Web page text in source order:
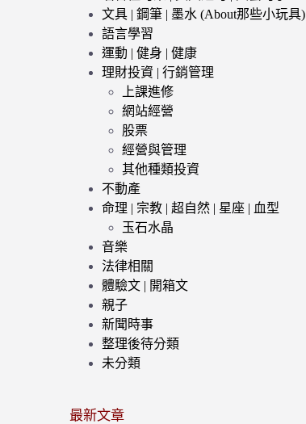
文具 | 鋼筆 | 墨水 (About那些小玩具)
語言學習
運動 | 健身 | 健康
理財投資 | 行銷管理
上課進修
網站經營
股票
經營與管理
其他種類投資
不動產
命理 | 宗教 | 超自然 | 星座 | 血型
玉石水晶
音樂
法律相關
體驗文 | 開箱文
親子
新聞時事
整理後待分類
未分類
最新文章